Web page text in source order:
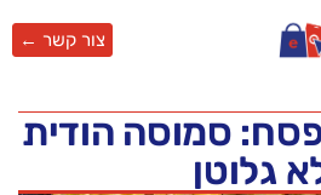
צור קשר ←
סמוסה הודית
גלוטן